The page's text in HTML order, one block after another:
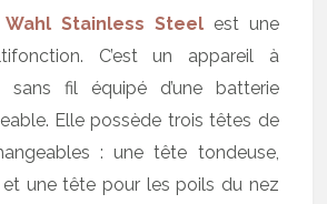
Stainless Steelest une
C’est un appareil à
sans fil équipé d’une batterie
Elle possède trois têtes de
: une tête tondeuse,
une tête pour les poils du nez